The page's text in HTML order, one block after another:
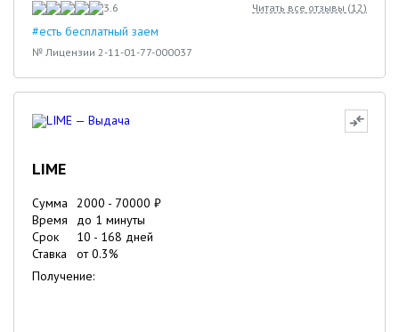
3.6 Читать все отзывы (12)
#есть бесплатный заем
№ Лицензии 2-11-01-77-000037
LIME
Сумма 2000 - 70000 ₽
Время
до 1 минуты
Срок
10 - 168 дней
Ставка
от0.3%
Получение: